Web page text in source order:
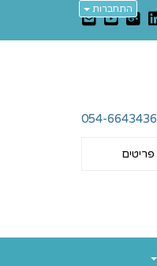
התחברות
054-6643436